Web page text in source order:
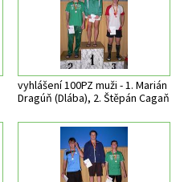
vyhlášení 100PZ muži - 1. Marián
Dragúň (Dlába), 2. Štěpán Cagaň